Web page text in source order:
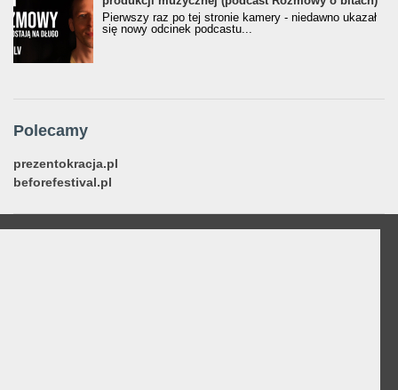
Pierwszy raz po tej stronie kamery - niedawno ukazał
się nowy odcinek podcastu...
Polecamy
prezentokracja.pl
beforefestival.pl